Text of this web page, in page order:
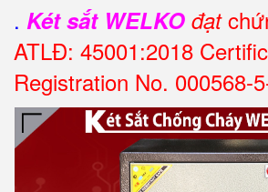
. Két sắt WELKO đạt
ATLĐ: 45001:2018
Registration No. 000568-